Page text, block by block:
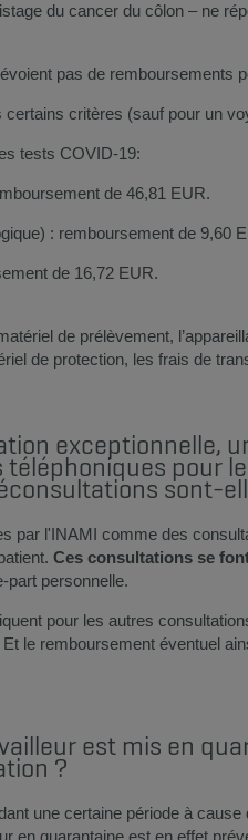
du cancer du côlon – ne
pas de remboursements
critères (sauf pour un
tests COVID-19:​
de 46,81 EUR.
: remboursement de 9,60
de 16,72 EUR.
de prélèvement,
de protection, les frais de
pour
sont-
par l'INAMI comme des
Ces consultations se
part personnelle.
pour les autres
le remboursement éventuel
est mis en
?
une certaine période à cause
en quarantaine est en effet